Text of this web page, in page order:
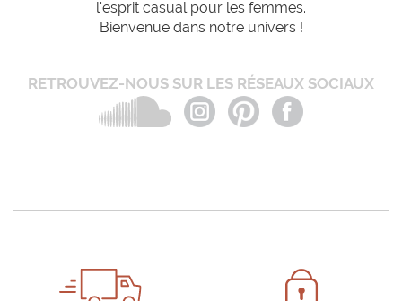
l'esprit casual pour les femmes.
Bienvenue dans notre univers !
RETROUVEZ-NOUS SUR LES RÉSEAUX SOCIAUX